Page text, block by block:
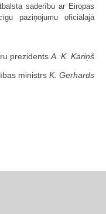
saderību ar Eiropas
paziņojumu oficiālajā
prezidents A. K. Kariņš
ministrs K. Gerhards